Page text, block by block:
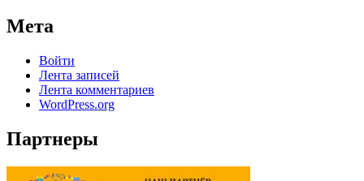
Мета
Войти
Лента записей
Лента комментариев
WordPress.org
Партнеры